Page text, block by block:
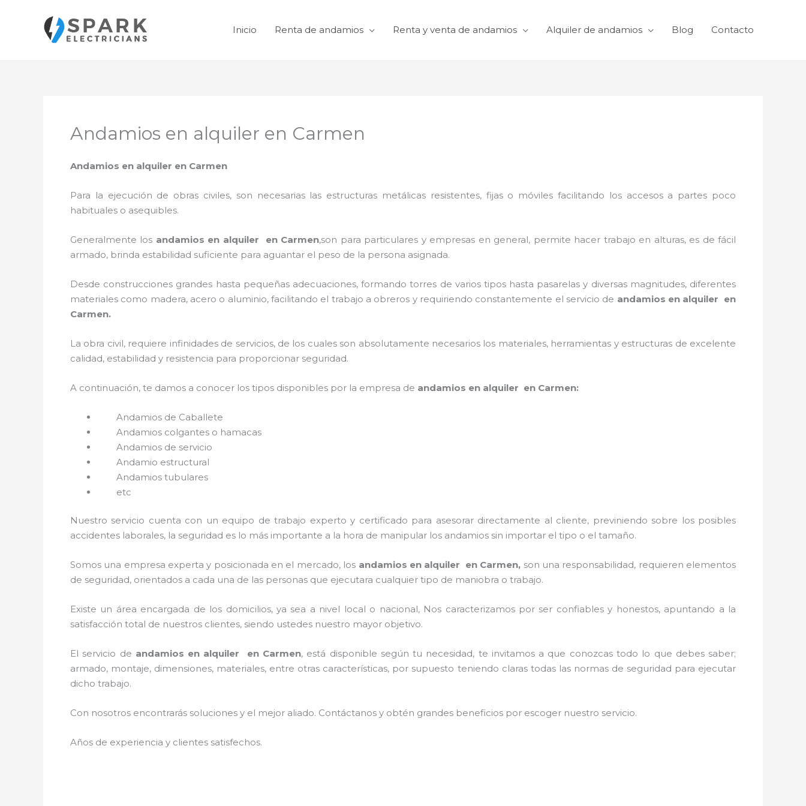
contenido
Inicio Renta de andamios Renta y venta de andamios Alquiler de andamios Blog Contacto
Andamios en alquiler en Carmen
Andamios en alquiler en Carmen
Para la ejecución de obras civiles, son necesarias las estructuras metálicas resistentes, fijas o móviles facilitando los accesos a partes poco
habituales o asequibles.
Generalmente los andamios en alquiler en Carmen,son para particulares y empresas en general, permite hacer trabajo en alturas, es de fácil
armado, brinda estabilidad suficiente para aguantar el peso de la persona asignada.
Desde construcciones grandes hasta pequeñas adecuaciones, formando torres de varios tipos hasta pasarelas y diversas magnitudes, diferentes
materiales como madera, acero o aluminio, facilitando el trabajo a obreros y requiriendo constantemente el servicio de andamios en alquiler en
Carmen.
La obra civil, requiere infinidades de servicios, de los cuales son absolutamente necesarios los materiales, herramientas y estructuras de excelente
calidad, estabilidad y resistencia para proporcionar seguridad.
A continuación, te damos a conocer los tipos disponibles por la empresa de andamios en alquiler en Carmen:
Andamios de Caballete
Andamios colgantes o hamacas
Andamios de servicio
Andamio estructural
Andamios tubulares
etc
Nuestro servicio cuenta con un equipo de trabajo experto y certificado para asesorar directamente al cliente, previniendo sobre los posibles
accidentes laborales, la seguridad es lo más importante a la hora de manipular los andamios sin importar el tipo o el tamaño.
Somos una empresa experta y posicionada en el mercado, los andamios en alquiler en Carmen, son una responsabilidad, requieren elementos
de seguridad, orientados a cada una de las personas que ejecutara cualquier tipo de maniobra o trabajo.
Existe un área encargada de los domicilios, ya sea a nivel local o nacional, Nos caracterizamos por ser confiables y honestos, apuntando a la
satisfacción total de nuestros clientes, siendo ustedes nuestro mayor objetivo.
El servicio de andamios en alquiler en Carmen, está disponible según tu necesidad, te invitamos a que conozcas todo lo que debes saber;
armado, montaje, dimensiones, materiales, entre otras características, por supuesto teniendo claras todas las normas de seguridad para ejecutar
dicho trabajo.
Con nosotros encontrarás soluciones y el mejor aliado. Contáctanos y obtén grandes beneficios por escoger nuestro servicio.
Años de experiencia y clientes satisfechos.